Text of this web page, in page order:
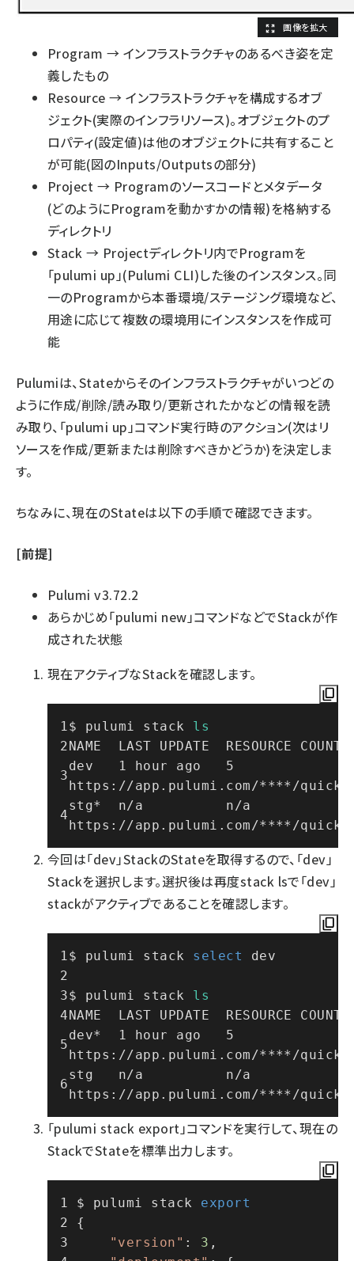
Program → インフラストラクチャのあるべき姿を定
義したもの
Resource → インフラストラクチャを構成するオブ
ジェクト(実際のインフラリソース)。オブジェクトのプ
ロパティ(設定値)は他のオブジェクトに共有すること
が可能(図のInputs/Outputsの部分)
Project → Programのソースコードとメタデータ
(どのようにProgramを動かすかの情報)を格納する
ディレクトリ
Stack → Projectディレクトリ内でProgramを
「pulumi up」(Pulumi CLI)した後のインスタンス。同
一のProgramから本番環境/ステージング環境など、
用途に応じて複数の環境用にインスタンスを作成可
能
Pulumiは、Stateからそのインフラストラクチャがいつどの
ように作成/削除/読み取り/更新されたかなどの情報を読
み取り、「pulumi up」コマンド実行時のアクション(次はリ
ソースを作成/更新または削除すべきかどうか)を決定しま
す。
ちなみに、現在のStateは以下の手順で確認できます。
[前提]
Pulumi v3.72.2
あらかじめ「pulumi new」コマンドなどでStackが作
成された状態
現在アクティブなStackを確認します。
$ pulumi stack ls
NAME  LAST UPDATE  RESOURCE COUNT
dev   1 hour ago   5
https://app.pulumi.com/****/
stg*  n/a          n/a
https://app.pulumi.com/****/
今回は「dev」StackのStateを取得するので、「dev」
Stackを選択します。選択後は再度stack lsで「dev」
stackがアクティブであることを確認します。
$ pulumi stack select dev
$ pulumi stack ls
NAME  LAST UPDATE  RESOURCE COUNT
dev*  1 hour ago   5
https://app.pulumi.com/****/
stg   n/a          n/a
https://app.pulumi.com/****/
「pulumi stack export」コマンドを実行して、現在の
StackでStateを標準出力します。
$ pulumi stack export
{
"version" : 3 ,